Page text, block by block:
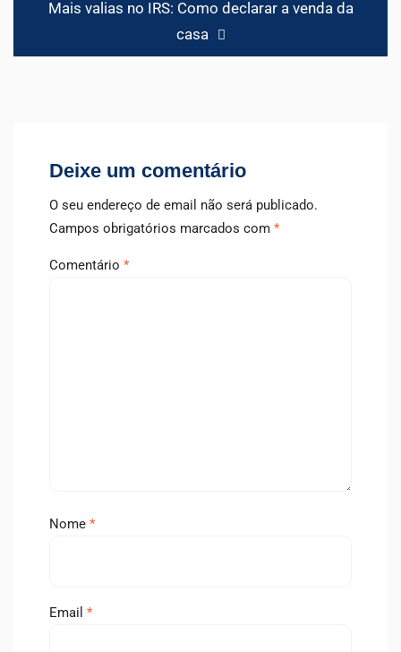
artigos
Mais valias no IRS: Como declarar a venda da
casa
Deixe um comentário
O seu endereço de email não será publicado.
Campos obrigatórios marcados com *
Comentário *
Nome *
Email *